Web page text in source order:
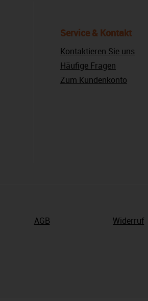
Service & Kontakt
Kontaktieren Sie uns
Häufige Fragen
Zum Kundenkonto
AGB Widerruf